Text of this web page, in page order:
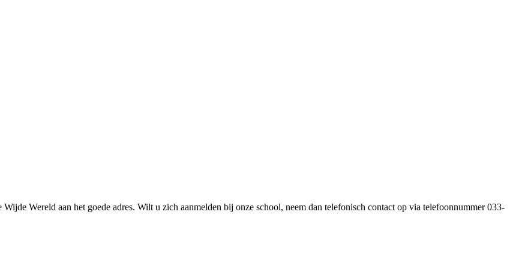
Wereld aan het goede adres. Wilt u zich aanmelden bij onze school, neem dan telefonisch contact op via telefoonnummer 033-